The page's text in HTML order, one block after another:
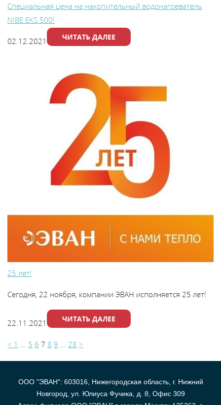
Специальная цена на накопительный водонагреватель
NIBE EKS 500!
02.12.2021 ЧИТАТЬ ДАЛЕЕ
25 лет!
Сегодня, 22 ноября, компании ЭВАН исполняется 25 лет!
22.11.2021 ЧИТАТЬ ДАЛЕЕ
< 1 5 6 7 8 9 28 >
ООО "ЭВАН": 603016, Нижегородская область, г. Нижний
Новгород, ул. Юлиуса Фучика, д. 8, Офис 309